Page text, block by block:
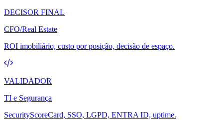
DECISOR FINAL
CFO/Real Estate
ROI imobiliário, custo por posição, decisão de espaço.
VALIDADOR
TI e Segurança
SecurityScoreCard, SSO, LGPD, ENTRA ID, uptime.